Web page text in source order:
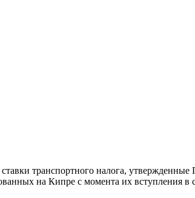
транспортного налога,
на Кипре с момента их вступления в